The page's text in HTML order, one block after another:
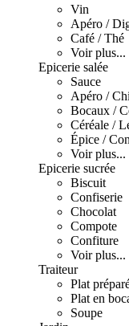
Vin
Apéro /
Café / Thé
Voir plus...
Epicerie salée
Sauce
Apéro /
Bocaux /
Céréale /
Épice /
Voir plus...
Epicerie sucrée
Biscuit
Confiserie
Chocolat
Compote
Confiture
Voir plus...
Traiteur
Plat
Plat en
Soupe